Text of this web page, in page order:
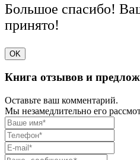
Большое спасибо!
принято!
OK
Книга отзывов и
Оставьте ваш комментарий.
Мы незамедлительно его